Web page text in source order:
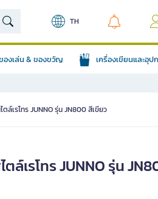
TH
องเล่น & ของขวัญ เครื่องเขียนและอุ
ล์เรโทร JUNNO รุ่น JN800 สีเขียว
ล์เรโทร JUNNO รุ่น